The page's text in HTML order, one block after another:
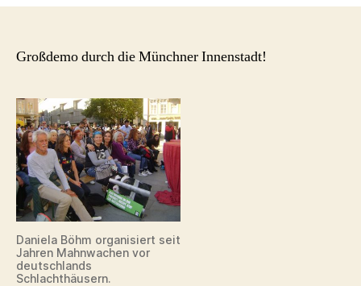
Großdemo durch die Münchner Innenstadt!
Daniela Böhm organisiert seit
Jahren Mahnwachen vor
deutschlands
Schlachthäusern.